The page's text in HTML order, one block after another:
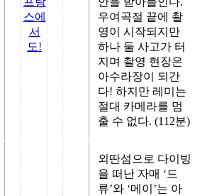
스에
서
도!
우여곡절 끝에 촬
영이 시작되지만
하나 둘 사고가 터
지며 촬영 현장은
아수라장이 되간
다! 하지만 레미는
절대 카메라를 멈
출 수 없다. (112분)
외딴섬으로 다이빙
을 떠난 자매 ‘드
류’와 ‘메이’는 아